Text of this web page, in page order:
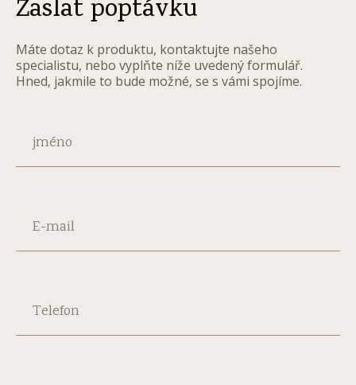
Zaslat poptávku
Máte dotaz k produktu, kontaktujte našeho
specialistu, nebo vyplňte níže uvedený formulář.
Hned, jakmile to bude možné, se s vámi spojíme.
jméno
E-mail
Telefon